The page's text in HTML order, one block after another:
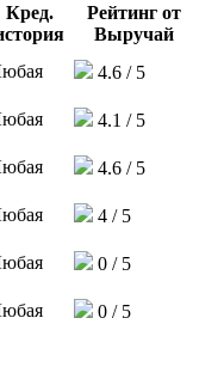
Кред.
Рейтинг от
Выручай
4.6 / 5
4.1 / 5
4.6 / 5
4 / 5
0 / 5
0 / 5